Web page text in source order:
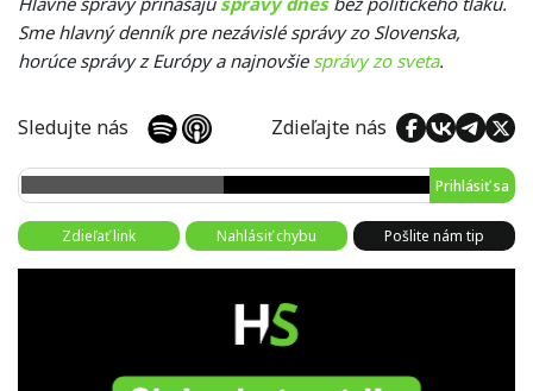
Sme hlavný denník pre nezávislé správy zo Slovenska,
horúce správy z Európy a najnovšie správy zo sveta.
Sledujte nás Zdieľajte nás
Prihlásiť sa
Zdieľať link Nahlásiť chybu Pošlite nám tip